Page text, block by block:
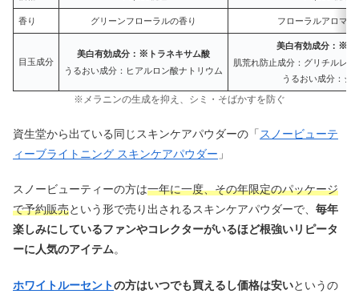
香り グリーンフローラルの香り フローラルアロマの
目玉成分
美白有効成分： ※ トラネキサム酸
うるおい成分：ヒアルロン酸ナトリウム
美白有効成分： ※
肌荒れ防止成分：グリチルレ
うるおい成分：シ
※メラニンの生成を抑え、シミ・そばかすを防ぐ
資生堂から出ている同じスキンケアパウダーの「 スノービューテ
ィーブライトニング スキンケアパウダー 」
スノービューティーの方は一年に一度、その年限定のパッケージ
で予約販売という形で売り出されるスキンケアパウダーで、 毎年
楽しみにしているファンやコレクターがいるほど根強いリピータ
ーに人気のアイテム。
ホワイトルーセントの方はいつでも買えるし価格は安いというの